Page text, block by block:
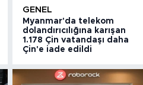
GENEL
Myanmar'da telekom
dolandırıcılığına karışan
1.178 Çin vatandaşı daha
Çin'e iade edildi